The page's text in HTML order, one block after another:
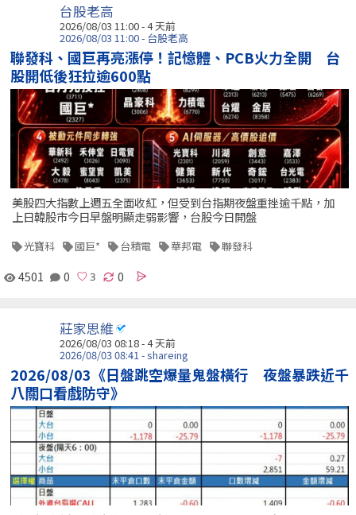
台股老高
2026/08/03 11:00 - 4 天前
2026/08/03 11:00 - 台股老高
聯發科、國巨再亮漲停！記憶體、PCB火力全開 台
股開低後狂拉逾600點
美股四大指數上週五全面收紅，但受到台指期夜盤重挫逾千點，加
上日韓股市今日早盤明顯走弱影響，台股今日開盤
光寶科 國巨* 台積電 華邦電 聯發科
4501 0 0
莊家思維
2026/08/03 08:18 - 4 天前
2026/08/03 08:41 - shareing
2026/08/03《日盤跳空爆量鬼盤橫行 夜盤暴跌近千
八關口看戲防守》